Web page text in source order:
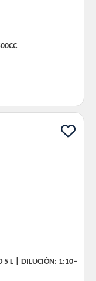
5 L | DILUCIÓN: 1:10–